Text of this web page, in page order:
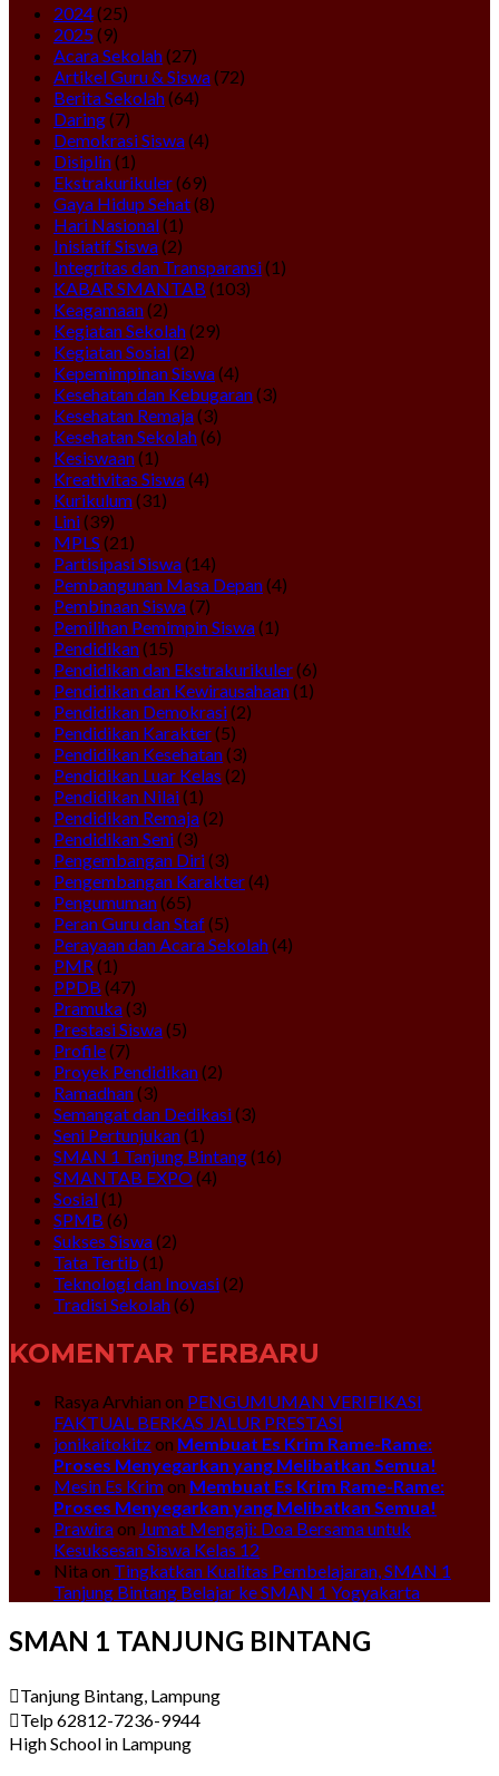
2024(25)
2025(9)
Acara Sekolah(27)
Artikel Guru & Siswa(72)
Berita Sekolah(64)
Daring(7)
Demokrasi Siswa(4)
Disiplin(1)
Ekstrakurikuler(69)
Gaya Hidup Sehat(8)
Hari Nasional(1)
Inisiatif Siswa(2)
Integritas dan Transparansi(1)
KABAR SMANTAB (103)
Keagamaan(2)
Kegiatan Sekolah(29)
Kegiatan Sosial(2)
Kepemimpinan Siswa(4)
Kesehatan dan Kebugaran(3)
Kesehatan Remaja(3)
Kesehatan Sekolah(6)
Kesiswaan(1)
Kreativitas Siswa(4)
Kurikulum(31)
Lini(39)
MPLS (21)
Partisipasi Siswa(14)
Pembangunan Masa Depan(4)
Pembinaan Siswa(7)
Pemilihan Pemimpin Siswa(1)
Pendidikan(15)
Pendidikan dan Ekstrakurikuler(6)
Pendidikan dan Kewirausahaan(1)
Pendidikan Demokrasi(2)
Pendidikan Karakter(5)
Pendidikan Kesehatan(3)
Pendidikan Luar Kelas (2)
Pendidikan Nilai(1)
Pendidikan Remaja(2)
Pendidikan Seni(3)
Pengembangan Diri(3)
Pengembangan Karakter(4)
Pengumuman(65)
Peran Guru dan Staf(5)
Perayaan dan Acara Sekolah(4)
PMR (1)
PPDB (47)
Pramuka(3)
Prestasi Siswa(5)
Profile(7)
Proyek Pendidikan(2)
Ramadhan(3)
Semangat dan Dedikasi(3)
Seni Pertunjukan(1)
SMAN 1 Tanjung Bintang(16)
SMANTAB EXPO(4)
Sosial(1)
SPMB (6)
Sukses Siswa(2)
Tata Tertib (1)
Teknologi dan Inovasi(2)
Tradisi Sekolah(6)
KOMENTAR TERBARU
Rasya Arvhian on PENGUMUMAN VERIFIKASI
FAKTUAL BERKAS JALUR PRESTASI
jonikaitokitzon Membuat Es Krim Rame-Rame:
Proses Menyegarkan yang Melibatkan Semua!
Mesin Es Krimon Membuat Es Krim Rame-Rame:
Proses Menyegarkan yang Melibatkan Semua!
Prawiraon Jumat Mengaji: Doa Bersama untuk
Kesuksesan Siswa Kelas 12
Nita on Tingkatkan Kualitas Pembelajaran, SMAN 1
Tanjung Bintang Belajar ke SMAN 1 Yogyakarta
SMAN 1 TANJUNG BINTANG
Tanjung Bintang, Lampung
Telp 62812-7236-9944
High School in Lampung